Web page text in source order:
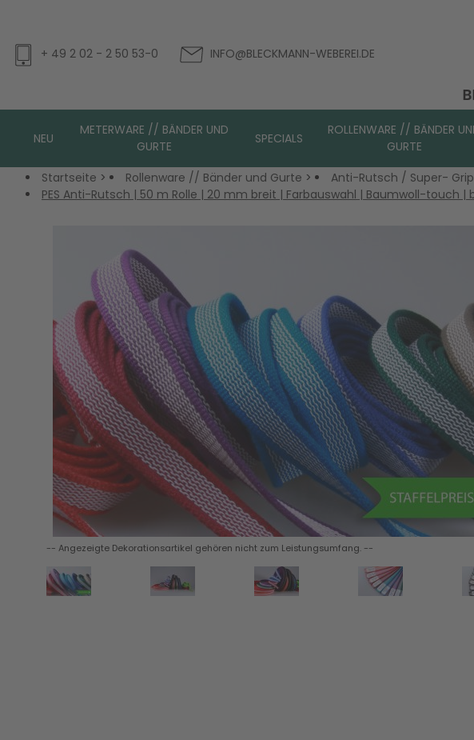
+ 49 2 02 - 2 50 53-0 INFO@BLECKMANN-WEBEREI.DE
NEU
METERWARE // BÄNDER UND
GURTE
SPECIALS
ROLLENWARE // BÄNDER
GURTE
Startseite > Rollenware // Bänder und Gurte > Anti-Rutsch / Super-
PES Anti-Rutsch | 50 m Rolle | 20 mm breit | Farbauswahl | Baumwoll-
-- Angezeigte Dekorationsartikel gehören nicht zum Leistungsumfang. --